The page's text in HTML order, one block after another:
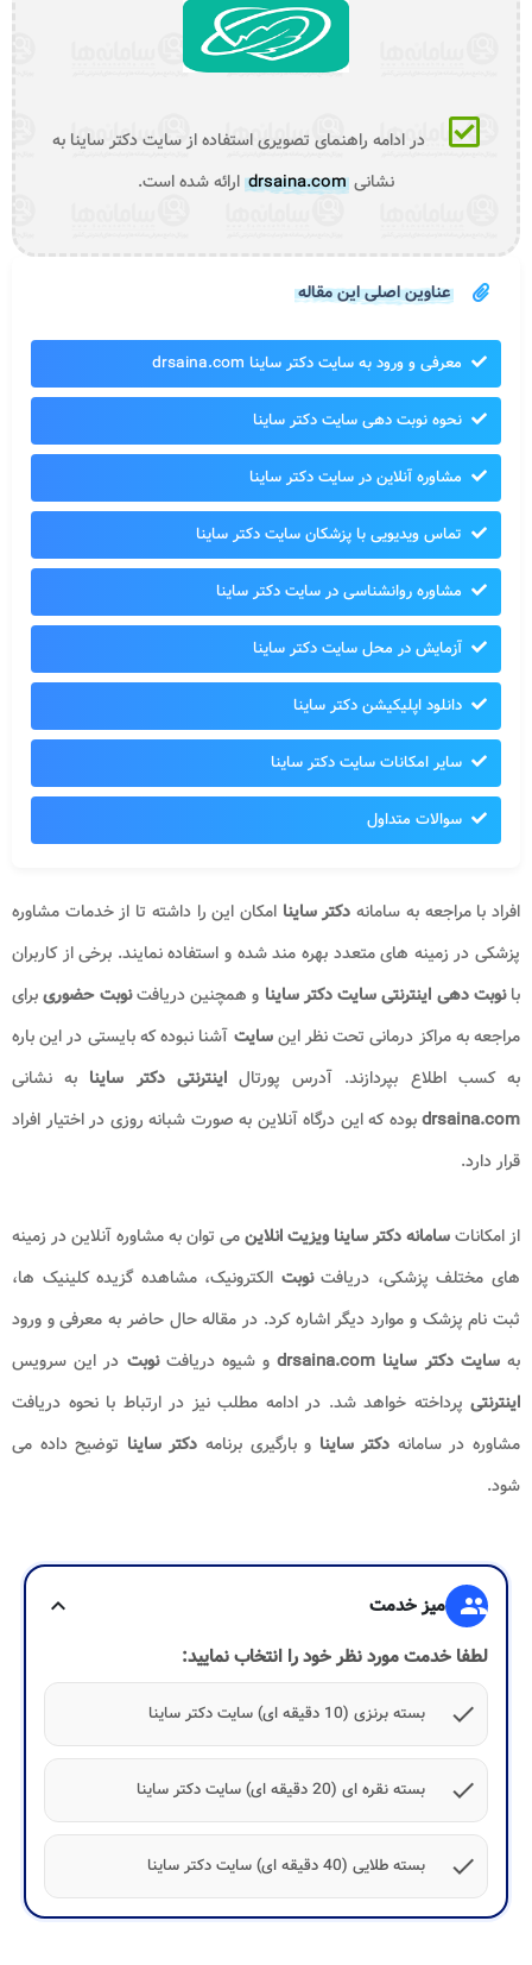
در ادامه راهنمای تصویری استفاده از سایت دکتر ساینا به
نشانی drsaina.com ارائه شده است.
عناوین اصلی این مقاله
معرفی و ورود به سایت دکتر ساینا drsaina.com
نحوه نوبت دهی سایت دکتر ساینا
مشاوره آنلاین در سایت دکتر ساینا
تماس ویدیویی با پزشکان سایت دکتر ساینا
مشاوره روانشناسی در سایت دکتر ساینا
آزمایش در محل سایت دکتر ساینا
دانلود اپلیکیشن دکتر ساینا
سایر امکانات سایت دکتر ساینا
سوالات متداول
افراد با مراجعه به سامانه دکتر ساینا امکان این را داشته تا از خدمات مشاوره
پزشکی در زمینه های متعدد بهره مند شده و استفاده نمایند. برخی از کاربران
بانوبت دهی اینترنتی سایت دکتر ساینا و همچنین دریافتنوبت حضوریبرای
مراجعه به مراکز درمانی تحت نظر اینسایت آشنا نبوده که بایستی در این باره
به کسب اطلاع بپردازند. آدرس پورتالاینترنتی دکتر ساینا به نشانی
drsaina.comبوده که این درگاه آنلاین به صورت شبانه روزی در اختیار افراد
قرار دارد.
از امکاناتسامانه دکتر ساینا ویزیت انلاین​می توان به مشاوره آنلاین در زمینه
های مختلف پزشکی، دریافتنوبت الکترونیک، مشاهده گزیده کلینیک ها،
ثبت نام پزشک و موارد دیگر اشاره کرد. در مقاله حال حاضر به معرفی و ورود
بهسایت دکتر ساینا drsaina.com و شیوه دریافتنوبت در این سرویس
اینترنتی پرداخته خواهد شد. در ادامه مطلب نیز در ارتباط با نحوه دریافت
مشاوره در سامانه دکتر ساینا و بارگیری برنامه دکتر ساینا توضیح داده می
شود.
group میز خدمت
expand_more
لطفا خدمت مورد نظر خود را انتخاب نمایید:
check
بسته برنزی (10 دقیقه ای) سایت دکتر ساینا
check بسته نقره ای (20 دقیقه ای) سایت دکتر ساینا
check بسته طلایی (40 دقیقه ای) سایت دکتر ساینا